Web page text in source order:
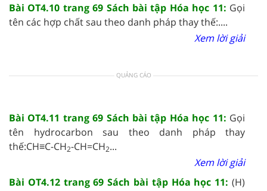
Bài OT4.10 trang 69 Sách bài tập Hóa học 11: Gọi
tên các hợp chất sau theo danh pháp thay thế:....
Xem lời giải
QUẢNG CÁO
Bài OT4.11 trang 69 Sách bài tập Hóa học 11: Gọi
tên hydrocarbon sau theo danh pháp thay
thế:CH≡C-CH2-CH=CH2...
Xem lời giải
Bài OT4.12 trang 69 Sách bài tập Hóa học 11: (H)